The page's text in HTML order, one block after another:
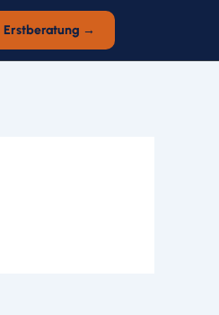
Erstberatung →